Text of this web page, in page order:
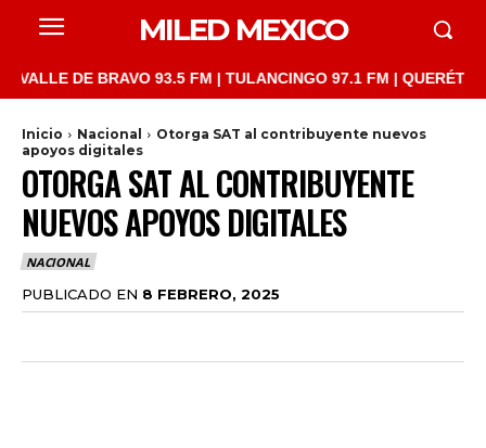
MILED MEXICO
DE BRAVO 93.5 FM | TULANCINGO 97.1 FM | QUERÉTARO
Inicio Nacional
Otorga SAT al contribuyente nuevos
apoyos digitales
OTORGA SAT AL CONTRIBUYENTE
NUEVOS APOYOS DIGITALES
NACIONAL
PUBLICADO EN 8 FEBRERO, 2025